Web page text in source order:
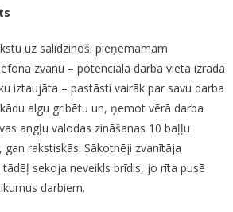
uz salīdzinoši pieņemamām
zvanu – potenciālā darba vieta izrāda
iztaujāta – pastāsti vairāk par savu darba
algu gribētu un, ņemot vērā darba
angļu valodas zināšanas 10 baļļu
rakstiskās. Sākotnēji zvanītāja
sekoja neveikls brīdis, jo rīta pusē
darbiem.